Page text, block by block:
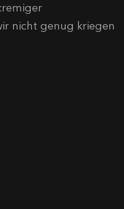
nicht genug kriegen